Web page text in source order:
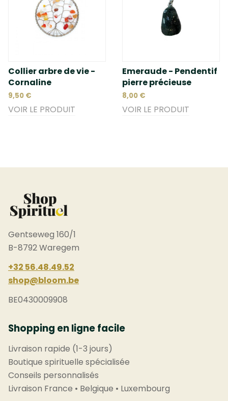
Collier arbre de vie -
Cornaline
9,50 €
VOIR LE PRODUIT
Emeraude - Pendentif
pierre précieuse
8,00 €
VOIR LE PRODUIT
Gentseweg 160/1
B-8792 Waregem
+32 56.48.49.52
shop@bloom.be
BE0430009908
Shopping en ligne facile
Livraison rapide (1-3 jours)
Boutique spirituelle spécialisée
Conseils personnalisés
Livraison France • Belgique • Luxembourg